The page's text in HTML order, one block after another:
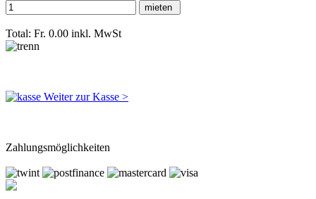
Total: Fr. 0.00 inkl. MwSt
Weiter zur Kasse >
Zahlungsmöglichkeiten